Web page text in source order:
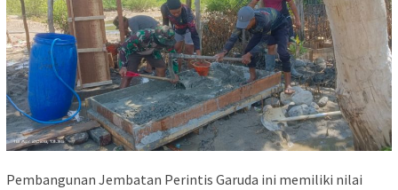
Pembangunan Jembatan Perintis Garuda ini memiliki nilai